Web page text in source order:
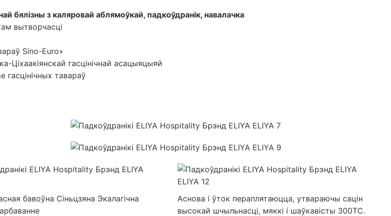
бялізны з каляровай аблямоўкай, падкоўдранік, навалачка
вытворчасці
Sino-Euro»
Ціхаакіянскай гасцінічнай асацыяцыяй
гасцінічных тавараў
бавоўна Сіньцзяна Экалагічна
Аснова і ўток пераплятаюцца, утвараючы сацін
высокай шчыльнасці, мяккі і шаўкавісты 300TC.